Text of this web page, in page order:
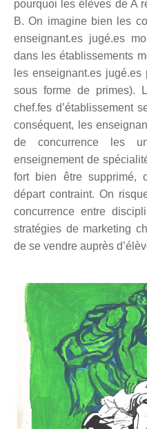
pourquoi les élèves de A
B. On imagine bien les
enseignant.es jugé.es
dans les établissements
les enseignant.es jugé.es
sous forme de primes).
chef.fes d’établissement
conséquent,
les
de concurrence les
enseignement de
fort bien être supprimé,
départ contraint. On
concurrence entre
stratégies de marketing
de se vendre auprès d’